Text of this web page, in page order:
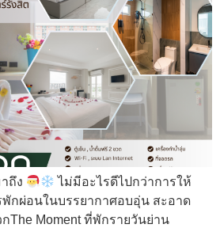
ถึง
ไม่มีอะไรดีไปกว่าการให้
พักผ่อนในบรรยากาศอบอุ่น สะอาด
The Moment ที่พักรายวันย่าน